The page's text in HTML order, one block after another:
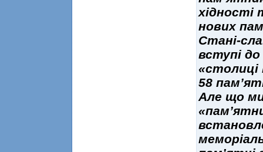
хідності
нових
Стані-
вступі до
«столиці
58
Але що ми